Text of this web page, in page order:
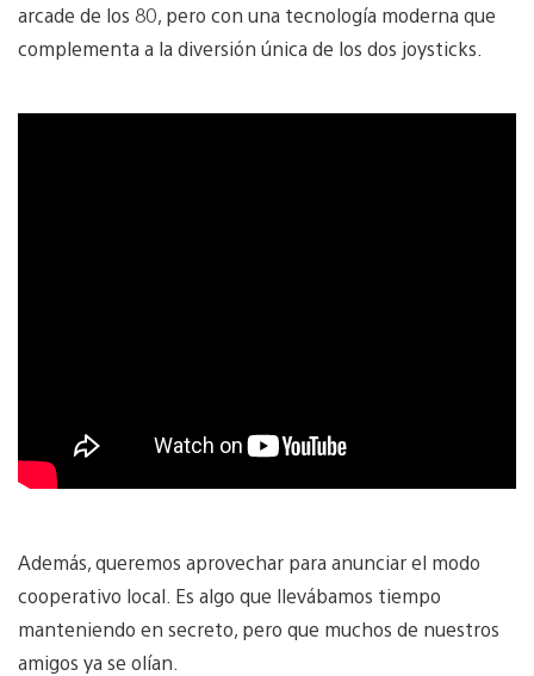
arcade de los 80, pero con una tecnología moderna que
complementa a la diversión única de los dos joysticks.
Además, queremos aprovechar para anunciar el modo
cooperativo local. Es algo que llevábamos tiempo
manteniendo en secreto, pero que muchos de nuestros
amigos ya se olían.